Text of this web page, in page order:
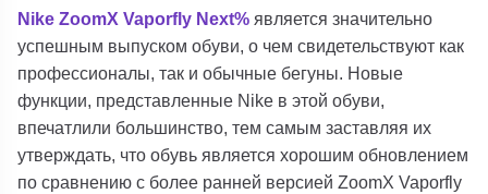
Nike ZoomX Vaporfly Next% является значительно
успешным выпуском обуви, о чем свидетельствуют как
профессионалы, так и обычные бегуны. Новые
функции, представленные Nike в этой обуви,
впечатлили большинство, тем самым заставляя их
утверждать, что обувь является хорошим обновлением
по сравнению с более ранней версией ZoomX Vaporfly